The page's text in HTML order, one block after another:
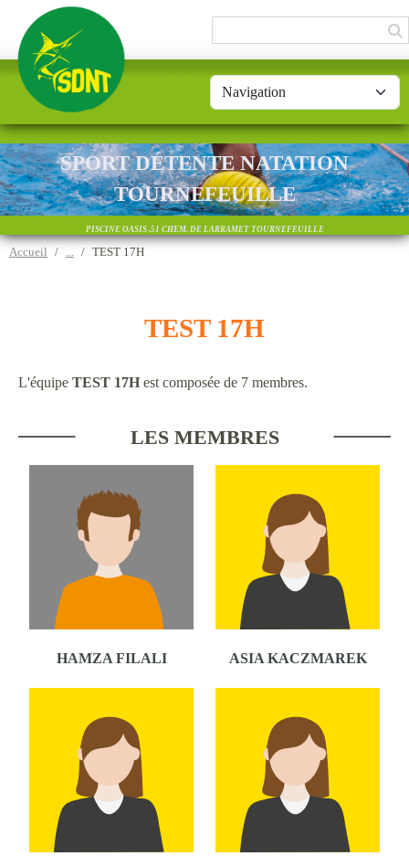
SPORT DÉTENTE NATATION
TOURNEFEUILLE
PISCINE OASIS ,51 CHEM. DE LARRAMET TOURNEFEUILLE
Accueil TEST 17H
TEST 17H
L'équipe TEST 17H est composée de 7 membres.
LES MEMBRES
HAMZA FILALI ASIA KACZMAREK
Panneau de gestion des cookies